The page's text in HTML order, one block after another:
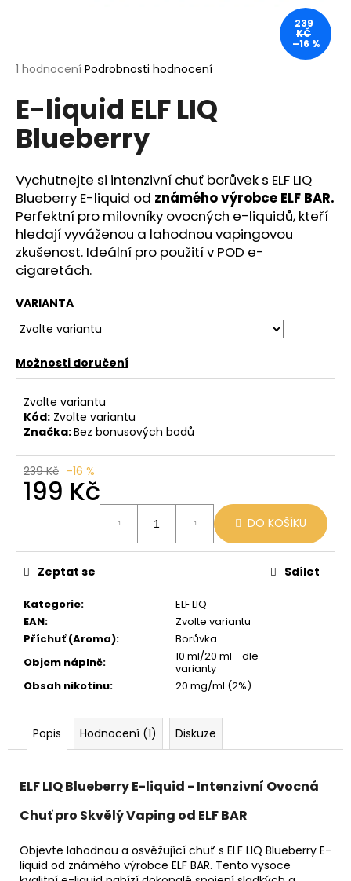
Průměrné
produktu
je
5,0
hvězdiček.
1 hodnocení Podrobnosti hodnocení
E-liquid ELF LIQ
Blueberry
Vychutnejte si intenzivní chuť borůvek s ELF LIQ
Blueberry E-liquid od známého výrobce ELF BAR.
Perfektní pro milovníky ovocných e-liquidů, kteří
hledají vyváženou a lahodnou vapingovou
zkušenost. Ideální pro použití v POD e-
cigaretách.
VARIANTA
Možnosti doručení
Zvolte variantu
Kód: Zvolte variantu
Značka:Bez bonusových bodů
239 Kč –16 %
199 Kč
DO KOŠÍKU
Kategorie:
ELF LIQ
EAN:
Zvolte variantu
Příchuť (Aroma):
Borůvka
Objem náplně:
10 ml/20 ml - dle
varianty
Obsah nikotinu: 20 mg/ml (2%)
Zeptat se Sdílet
239
KČ
–16 %
Popis Hodnocení (1) Diskuze
ELF LIQ Blueberry E-liquid - Intenzivní Ovocná
Chuť pro Skvělý Vaping od ELF BAR
Objevte lahodnou a osvěžující chuť s ELF LIQ Blueberry E-
liquid od známého výrobce ELF BAR. Tento vysoce
í
t
?
HLEDAT
D
o
o
r
u
č
u
e
m
e
LIO
POD
59
Původně:
Kč